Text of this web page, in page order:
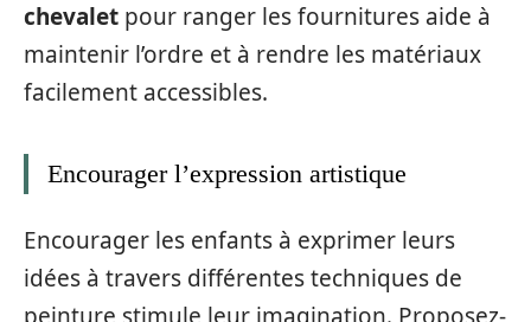
chevalet pour ranger les fournitures aide à
maintenir l’ordre et à rendre les matériaux
facilement accessibles.
Encourager l’expression artistique
Encourager les enfants à exprimer leurs
idées à travers différentes techniques de